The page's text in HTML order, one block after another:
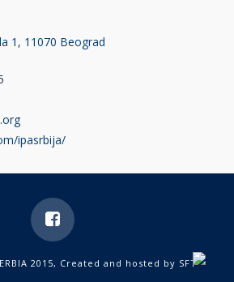
ipasrbija/
2015, Created and hosted by SFT